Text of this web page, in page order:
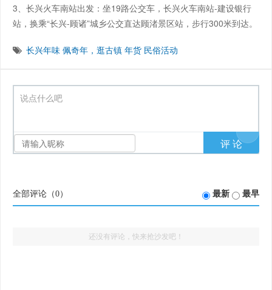
3、长兴火车南站出发：坐19路公交车，长兴火车南站-建设银行
站，换乘“长兴-顾诸”城乡公交直达顾渚景区站，步行300米到达。
长兴年味 佩奇年，逛古镇 年货 民俗活动
说点什么吧
全部评论（0） 最新 最早
还没有评论，快来抢沙发吧！